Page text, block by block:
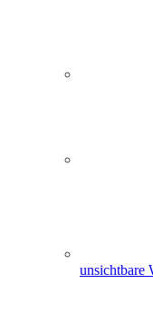
unsichtbare